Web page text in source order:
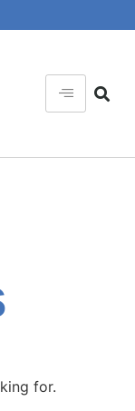
for.